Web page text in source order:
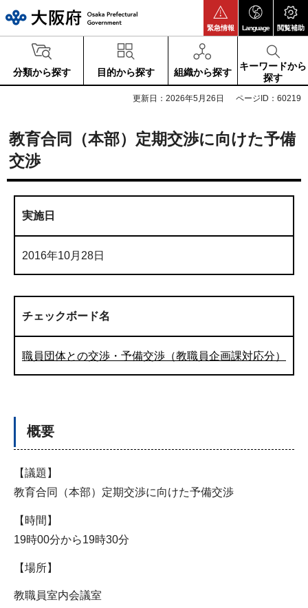
緊急情報 Language 閲覧補助
分類から探す 目的から探す 組織から探す
キーワードから
探す
更新日：2026年5月26日 ページID：60219
教育合同（本部）定期交渉に向けた予備
交渉
実施日
2016年10月28日
チェックボード名
職員団体との交渉・予備交渉（教職員企画課対応分）
概要
【議題】
教育合同（本部）定期交渉に向けた予備交渉
【時間】
19時00分から19時30分
【場所】
教職員室内会議室